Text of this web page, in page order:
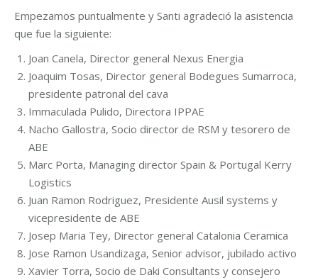
Empezamos puntualmente y Santi agradeció la asistencia
que fue la siguiente:
Joan Canela, Director general Nexus Energia
Joaquim Tosas, Director general Bodegues Sumarroca,
presidente patronal del cava
Immaculada Pulido, Directora IPPAE
Nacho Gallostra, Socio director de RSM y tesorero de
ABE
Marc Porta, Managing director Spain & Portugal Kerry
Logistics
Juan Ramon Rodriguez, Presidente Ausil systems y
vicepresidente de ABE
Josep Maria Tey, Director general Catalonia Ceramica
Jose Ramon Usandizaga, Senior advisor, jubilado activo
Xavier Torra, Socio de Daki Consultants y consejero